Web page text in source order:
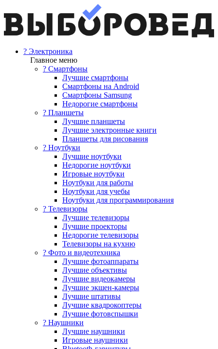
? Электроника
Главное меню
? Смартфоны
Лучшие смартфоны
Смартфоны на Android
Смартфоны Samsung
Недорогие смартфоны
? Планшеты
Лучшие планшеты
Лучшие электронные книги
Планшеты для рисования
? Ноутбуки
Лучшие ноутбуки
Недорогие ноутбуки
Игровые ноутбуки
Ноутбуки для работы
Ноутбуки для учебы
Ноутбуки для программирования
? Телевизоры
Лучшие телевизоры
Лучшие проекторы
Недорогие телевизоры
Телевизоры на кухню
? Фото и видеотехника
Лучшие фотоаппараты
Лучшие объективы
Лучшие видеокамеры
Лучшие экшен-камеры
Лучшие штативы
Лучшие квадрокоптеры
Лучшие фотовспышки
? Наушники
Лучшие наушники
Игровые наушники